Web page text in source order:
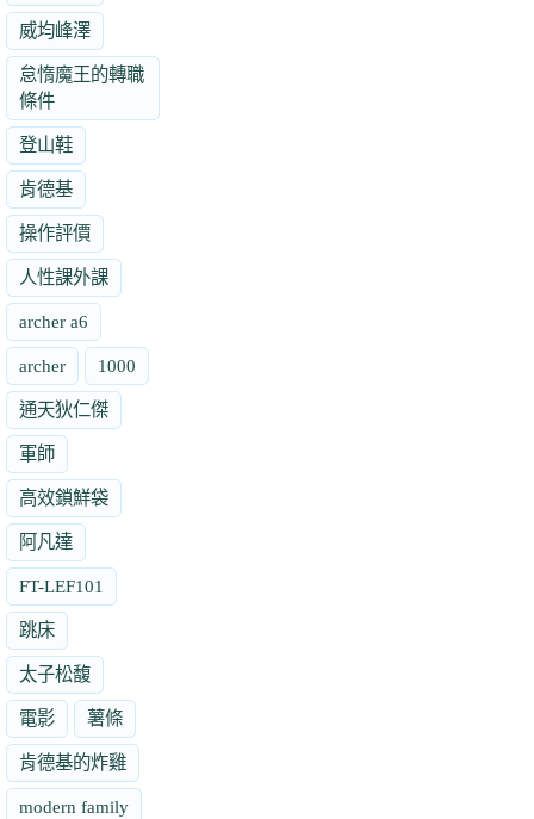
威均峰澤
怠惰魔王的轉職
條件
登山鞋
肯德基
操作評價
人性課外課
archer a6
archer 1000
通天狄仁傑
軍師
高效鎖鮮袋
阿凡達
FT-LEF101
跳床
太子松馥
電影 薯條
肯德基的炸雞
modern family